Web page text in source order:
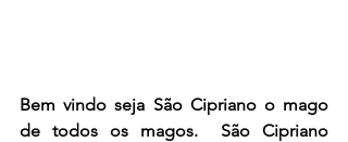
Bem vindo seja São Cipriano o mago
de todos os magos.  São Cipriano